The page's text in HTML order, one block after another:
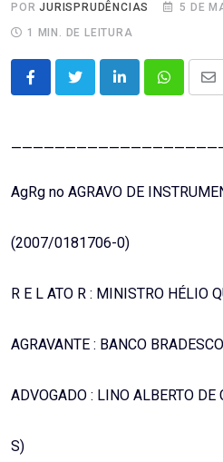
PORJURISPRUDÊNCIAS
5 DE
1 MIN. DE LEITURA
LinkedInWhatsapp
AgRg no AGRAVO DE
(2007/0181706-0)
R E L ATO R : MINISTRO HÉLIO
AGRAVANTE : BANCO
ADVOGADO : LINO ALBERTO DE
S)